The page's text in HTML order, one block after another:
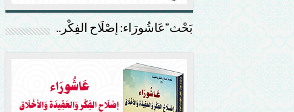
بَحْث”عَاشُورَاء: إصْلَاح الفِكْر..